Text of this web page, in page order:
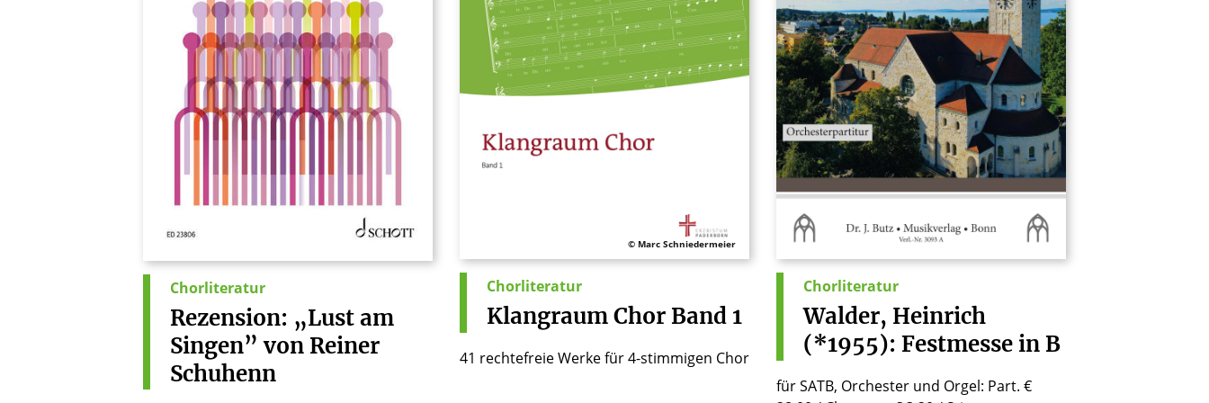
Chorliteratur
Rezension: „Lustam
Singen” von Reiner
Schuhenn
© Marc Schniedermeier
Chorliteratur
KlangraumChor Band 1
41 rechtefreie Werke für 4-stimmigen Chor
Chorliteratur
Walder, Heinrich
(*1955): Festmesse in B
für SATB, Orchester und Orgel: Part. €